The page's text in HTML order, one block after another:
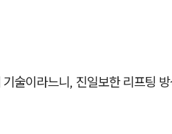
술이라느니, 진일보한 리프팅